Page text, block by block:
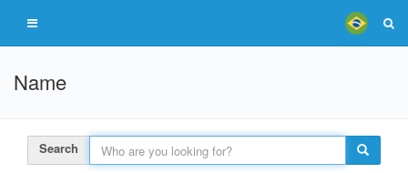
Name
Search